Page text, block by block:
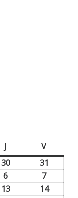
J Vviernes
3030
2026
31
2026
6
agosto,
77
agosto,
1313
1414